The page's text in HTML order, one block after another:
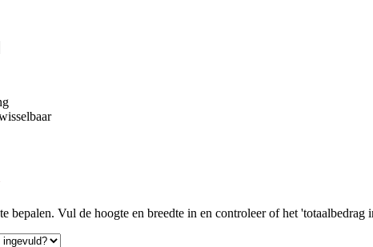
Vul de hoogte en breedte in en controleer of het 'totaalbedrag